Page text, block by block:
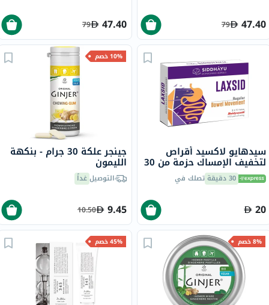
47.40
79
47.40
79
سيدهايو لاكسيد أقراص
لتخفيف الإمساك حزمة من 30
30 دقيقة تصلك في
20
10% خصم
جينجر علكة 30 جرام - بنكهة
الليمون
التوصيلغداً
9.45
10.50
8% خصم 45% خصم